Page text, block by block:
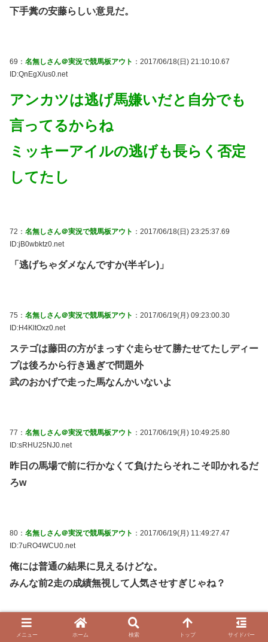
下手糞の安藤らしい意見だ。
69： 名無しさん＠実況で競馬板アウト ：2017/06/18(日) 21:10:10.67
ID:QnEgX/us0.net
アンカツは逃げ馬嫌いだと自分でも
言ってるからね
ミッキーアイルの逃げも長らく否定
してたし
72： 名無しさん＠実況で競馬板アウト ：2017/06/18(日) 23:25:37.69
ID:jB0wbktz0.net
「逃げちゃダメなんですか(半ギレ)」
75： 名無しさん＠実況で競馬板アウト ：2017/06/19(月) 09:23:00.30
ID:H4KltOxz0.net
ステゴは藤田の方がまっすぐ走らせて勝たせてたしディー
プは後ろから行き過ぎで問題外
武のおかげで走った馬なんかいないよ
77： 名無しさん＠実況で競馬板アウト ：2017/06/19(月) 10:49:25.80
ID:sRHU25NJ0.net
昨日の馬場で前に行かなくて負けたらそれこそ叩かれるだ
ろw
80： 名無しさん＠実況で競馬板アウト ：2017/06/19(月) 11:49:27.47
ID:7uRO4WCU0.net
俺には普通の結果に見えるけどな。
みんな前2走の成績無視して人気させすぎじゃね？
81：名無しさん＠実況で競馬板アウト：2017/06/19(月) 12:07:20.23
メニュー ホーム 検索 トップ サイドバー